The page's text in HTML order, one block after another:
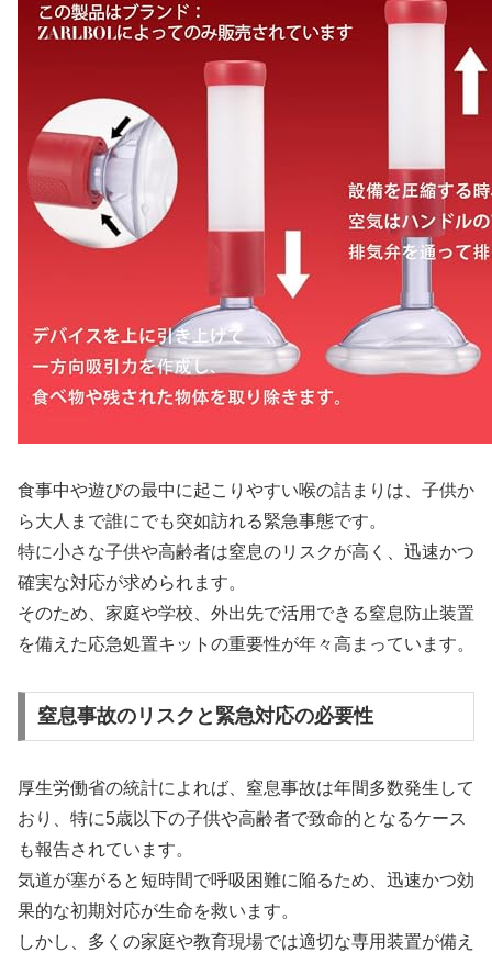
食事中や遊びの最中に起こりやすい喉の詰まりは、子供か
ら大人まで誰にでも突如訪れる緊急事態です。
特に小さな子供や高齢者は窒息のリスクが高く、迅速かつ
確実な対応が求められます。
そのため、家庭や学校、外出先で活用できる窒息防止装置
を備えた応急処置キットの重要性が年々高まっています。
窒息事故のリスクと緊急対応の必要性
厚生労働省の統計によれば、窒息事故は年間多数発生して
おり、特に5歳以下の子供や高齢者で致命的となるケース
も報告されています。
気道が塞がると短時間で呼吸困難に陥るため、迅速かつ効
果的な初期対応が生命を救います。
しかし、多くの家庭や教育現場では適切な専用装置が備え